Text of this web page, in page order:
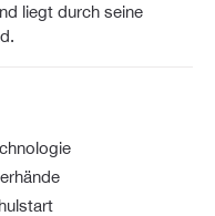
liegt durch seine